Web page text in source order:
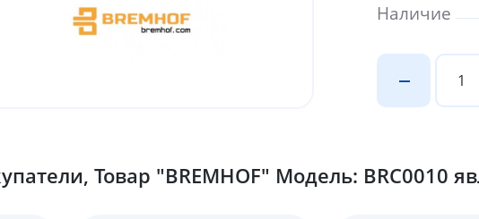
Наличие
Товар "BREMHOF" Модель: BRC0010